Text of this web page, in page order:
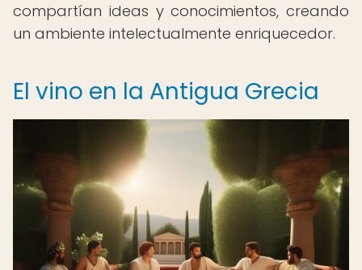
compartían ideas y conocimientos, creando
un ambiente intelectualmente enriquecedor.
El vino en la Antigua Grecia